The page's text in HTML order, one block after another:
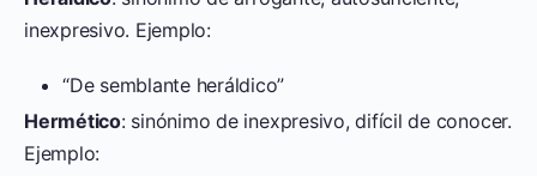
inexpresivo. Ejemplo:
“De semblante heráldico”
Hermético: sinónimo de inexpresivo, difícil de conocer.
Ejemplo: